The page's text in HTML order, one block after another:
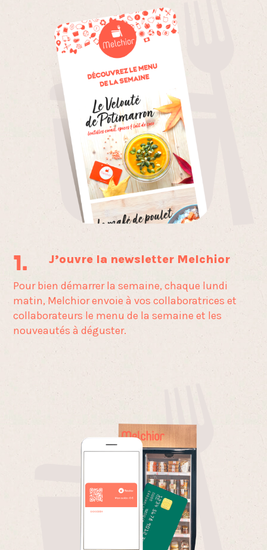
1. J’ouvre la newsletter Melchior
Pour bien démarrer la semaine, chaque lundi
matin, Melchior envoie à vos collaboratrices et
collaborateurs le menu de la semaine et les
nouveautés à déguster.